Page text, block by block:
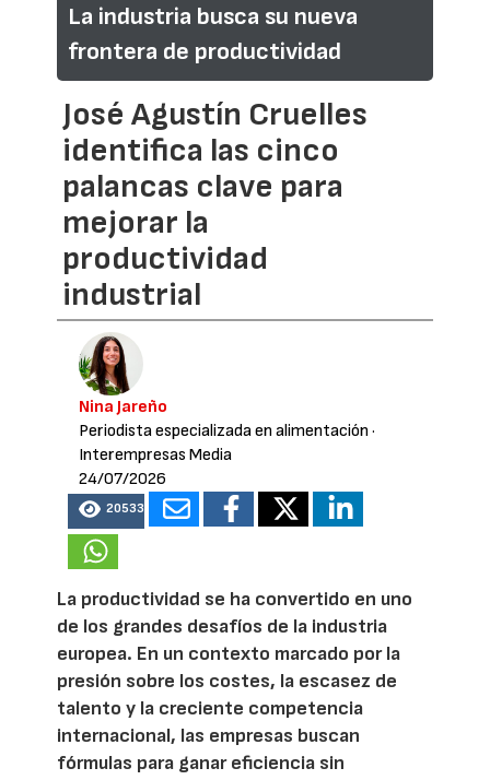
La industria busca su nueva
frontera de productividad
José Agustín Cruelles
identifica las cinco
palancas clave para
mejorar la
productividad
industrial
Nina Jareño
Periodista especializada en alimentación ·
Interempresas Media
24/07/2026
20533
La productividad se ha convertido en uno
de los grandes desafíos de la industria
europea. En un contexto marcado por la
presión sobre los costes, la escasez de
talento y la creciente competencia
internacional, las empresas buscan
fórmulas para ganar eficiencia sin